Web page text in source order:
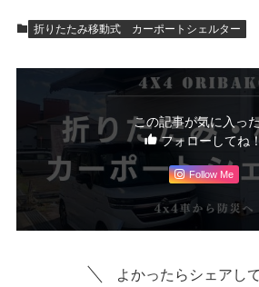
折りたたみ移動式 カーポートシェルター
この記事が気に入っ
フォローしてね
Follow Me
よかったらシェアし